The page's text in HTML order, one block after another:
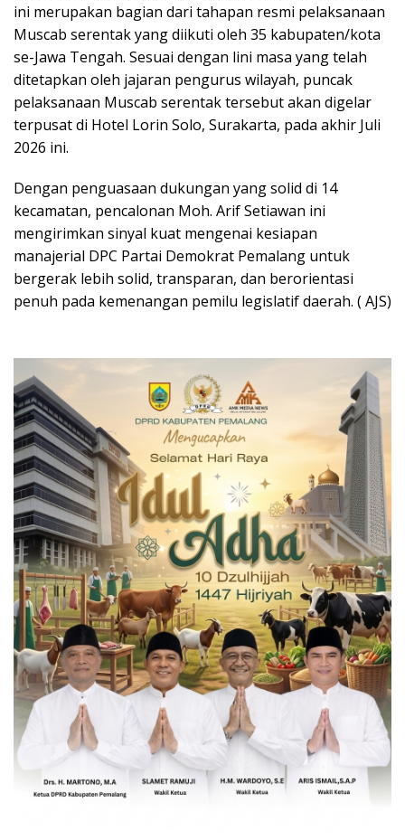
ini merupakan bagian dari tahapan resmi pelaksanaan
Muscab serentak yang diikuti oleh 35 kabupaten/kota
se-Jawa Tengah. Sesuai dengan lini masa yang telah
ditetapkan oleh jajaran pengurus wilayah, puncak
pelaksanaan Muscab serentak tersebut akan digelar
terpusat di Hotel Lorin Solo, Surakarta, pada akhir Juli
2026 ini.
​Dengan penguasaan dukungan yang solid di 14
kecamatan, pencalonan Moh. Arif Setiawan ini
mengirimkan sinyal kuat mengenai kesiapan
manajerial DPC Partai Demokrat Pemalang untuk
bergerak lebih solid, transparan, dan berorientasi
penuh pada kemenangan pemilu legislatif daerah. ( AJS)